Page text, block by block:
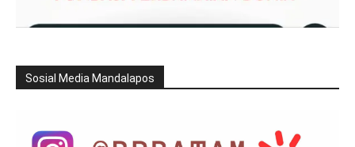
Sosial Media Mandalapos